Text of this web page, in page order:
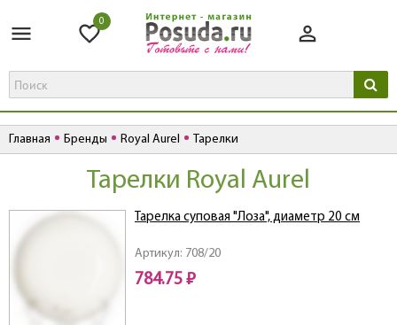
0
Главная Бренды Royal Aurel Тарелки
Тарелки Royal Aurel
Артикул: 708/20
Тарелка суповая "Лоза", диаметр 20 см
784.75 ₽